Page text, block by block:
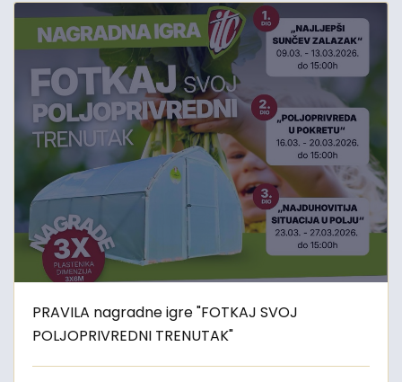
PRAVILA nagradne igre "FOTKAJ SVOJ
POLJOPRIVREDNI TRENUTAK"